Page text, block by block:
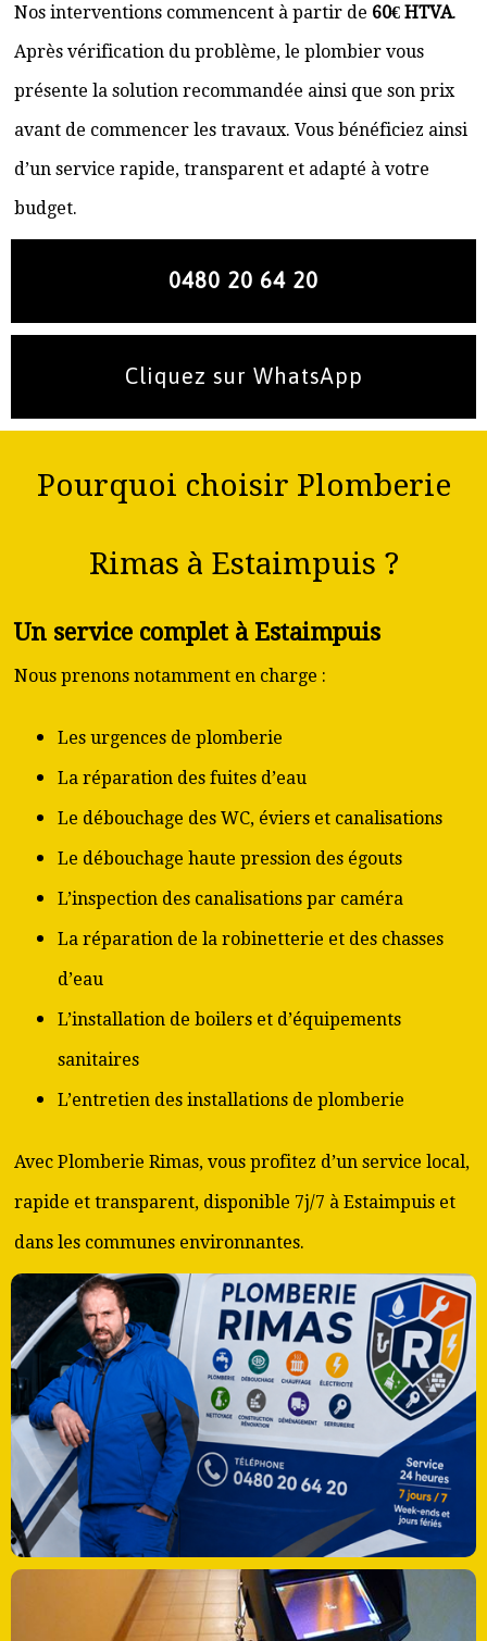
Nos interventions commencent à partir de 60€ HTVA.
Après vérification du problème, le plombier vous
présente la solution recommandée ainsi que son prix
avant de commencer les travaux. Vous bénéficiez ainsi
d’un service rapide, transparent et adapté à votre
budget.
0480 20 64 20
Cliquez sur WhatsApp
Pourquoi choisir Plomberie
Rimas à Estaimpuis ?
Un service complet à Estaimpuis
Nous prenons notamment en charge :
Les urgences de plomberie
La réparation des fuites d’eau
Le débouchage des WC, éviers et canalisations
Le débouchage haute pression des égouts
L’inspection des canalisations par caméra
La réparation de la robinetterie et des chasses
d’eau
L’installation de boilers et d’équipements
sanitaires
L’entretien des installations de plomberie
Avec Plomberie Rimas, vous profitez d’un service local,
rapide et transparent, disponible 7j/7 à Estaimpuis et
dans les communes environnantes.